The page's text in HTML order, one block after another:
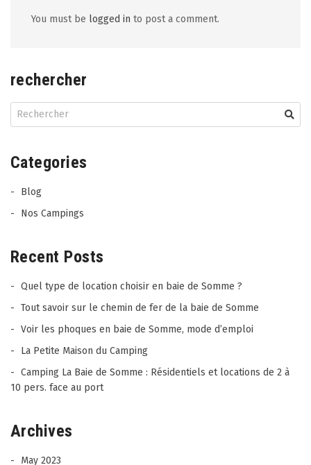
You must be logged in to post a comment.
rechercher
Categories
Blog
Nos Campings
Recent Posts
Quel type de location choisir en baie de Somme ?
Tout savoir sur le chemin de fer de la baie de Somme
Voir les phoques en baie de Somme, mode d’emploi
La Petite Maison du Camping
Camping La Baie de Somme : Résidentiels et locations de 2 à
10 pers. face au port
Archives
May 2023